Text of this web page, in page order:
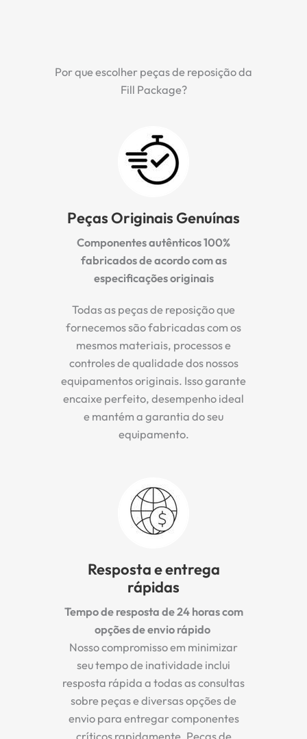
Por que escolher peças de reposição da
Fill Package?
Peças Originais Genuínas
Componentes autênticos 100%
fabricados de acordo com as
especificações originais
Todas as peças de reposição que
fornecemos são fabricadas com os
mesmos materiais, processos e
controles de qualidade dos nossos
equipamentos originais. Isso garante
encaixe perfeito, desempenho ideal
e mantém a garantia do seu
equipamento.
Resposta e entrega
rápidas
Tempo de resposta de 24 horas com
opções de envio rápido
Nosso compromisso em minimizar
seu tempo de inatividade inclui
resposta rápida a todas as consultas
sobre peças e diversas opções de
envio para entregar componentes
críticos rapidamente. Peças de